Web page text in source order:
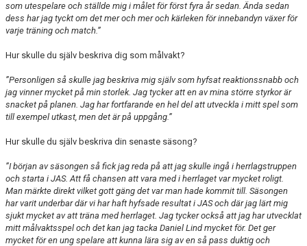
som utespelare och ställde mig i målet för först fyra år sedan. Ända sedan
dess har jag tyckt om det mer och mer och kärleken för innebandyn växer för
varje träning och match.”
Hur skulle du själv beskriva dig som målvakt?
”Personligen så skulle jag beskriva mig själv som hyfsat reaktionssnabb och
jag vinner mycket på min storlek. Jag tycker att en av mina större styrkor är
snacket på planen. Jag har fortfarande en hel del att utveckla i mitt spel som
till exempel utkast, men det är på uppgång.”
Hur skulle du själv beskriva din senaste säsong?
”I början av säsongen så fick jag reda på att jag skulle ingå i herrlagstruppen
och starta i JAS. Att få chansen att vara med i herrlaget var mycket roligt.
Man märkte direkt vilket gott gäng det var man hade kommit till. Säsongen
har varit underbar där vi har haft hyfsade resultat i JAS och där jag lärt mig
sjukt mycket av att träna med herrlaget. Jag tycker också att jag har utvecklat
mitt målvaktsspel och det kan jag tacka Daniel Lind mycket för. Det ger
mycket för en ung spelare att kunna lära sig av en så pass duktig och